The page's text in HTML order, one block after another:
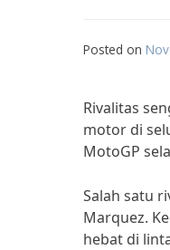
Posted on
Rivalitas
motor di
MotoGP
Salah satu
Marquez.
hebat di